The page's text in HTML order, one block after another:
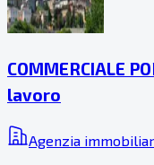
COMMERCIALE
lavoro
Agenzia